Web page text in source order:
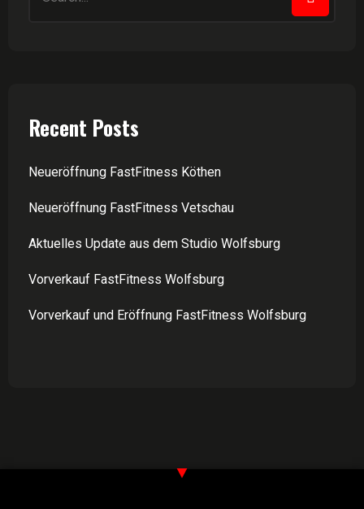
Recent Posts
Neueröffnung FastFitness Köthen
Neueröffnung FastFitness Vetschau
Aktuelles Update aus dem Studio Wolfsburg
Vorverkauf FastFitness Wolfsburg
Vorverkauf und Eröffnung FastFitness Wolfsburg